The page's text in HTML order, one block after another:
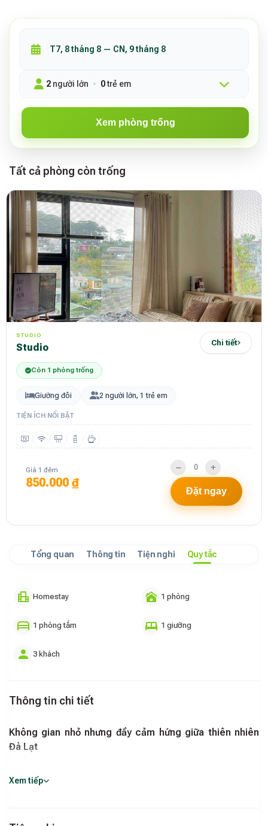
2 người lớn 0trẻ em
Xem phòng trống
Tất cả phòng còn trống
STUDIO
studio Chi tiết
Còn 1 phòng trống
Giường đôi 2 người lớn, 1 trẻ em
TIỆN ÍCH NỔI BẬT
Giá 1 đêm
850.000 ₫
Đặt ngay
Tổng quan Thông tin Tiện nghi Quy tắc
Homestay 1 phòng
1 phòng tắm 1 giường
3 khách
Thông tin chi tiết
Không gian nhỏ nhưng đầy cảm hứng giữa thiên nhiên
Đà Lạt
sớm,An Sơn Studio - 101
Xem tiếp